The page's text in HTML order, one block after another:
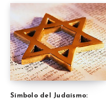
Símbolo del Judaísmo: